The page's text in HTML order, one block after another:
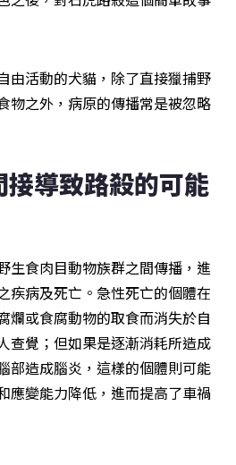
由活動的犬貓，除了直接獵捕野
物之外，病原的傳播常是被忽略
導致路殺的可能
生食肉目動物族群之間傳播，進
疾病及死亡。急性死亡的個體在
爛或食腐動物的取食而消失於自
查覺；但如果是逐漸消耗所造成
部造成腦炎，這樣的個體則可能
應變能力降低，進而提高了車禍